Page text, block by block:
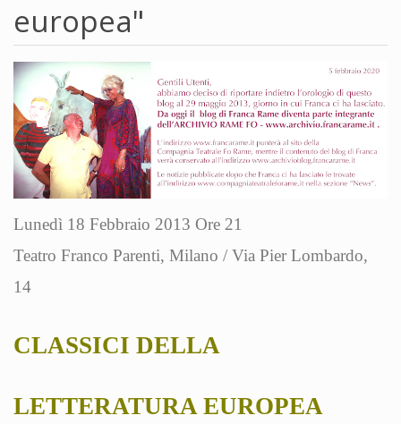
europea"
Lunedì 18 Febbraio 2013 Ore 21
Teatro Franco Parenti, Milano / Via Pier Lombardo,
14
CLASSICI DELLA
LETTERATURA EUROPEA